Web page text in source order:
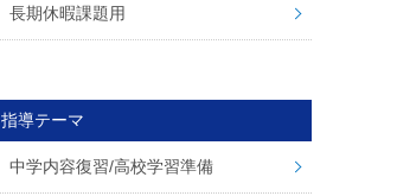
長期休暇課題用
指導テーマ
中学内容復習/高校学習準備